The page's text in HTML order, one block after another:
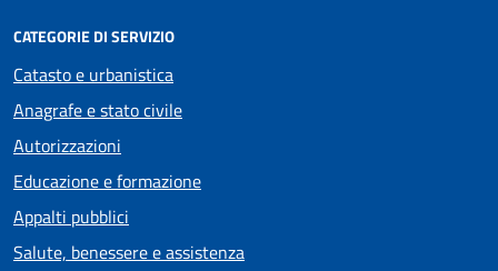
CATEGORIE DI SERVIZIO
Catasto e urbanistica
Anagrafe e stato civile
Autorizzazioni
Educazione e formazione
Appalti pubblici
Salute, benessere e assistenza